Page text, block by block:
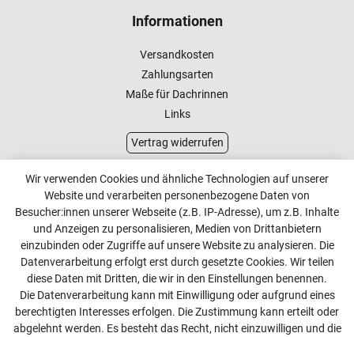
Informationen
Versandkosten
Zahlungsarten
Maße für Dachrinnen
Links
Vertrag widerrufen
Kundenservice
Kontakt
Online Retourenservice
Kontakt
info@dachdecker-shop.de
+49 3501 507295
Wir verwenden Cookies und ähnliche Technologien auf unserer
Website und verarbeiten personenbezogene Daten von
Besucher:innen unserer Webseite (z.B. IP-Adresse), um z.B. Inhalte
und Anzeigen zu personalisieren, Medien von Drittanbietern
einzubinden oder Zugriffe auf unsere Website zu analysieren. Die
Datenverarbeitung erfolgt erst durch gesetzte Cookies. Wir teilen
diese Daten mit Dritten, die wir in den Einstellungen benennen.
Die Datenverarbeitung kann mit Einwilligung oder aufgrund eines
berechtigten Interesses erfolgen. Die Zustimmung kann erteilt oder
abgelehnt werden. Es besteht das Recht, nicht einzuwilligen und die